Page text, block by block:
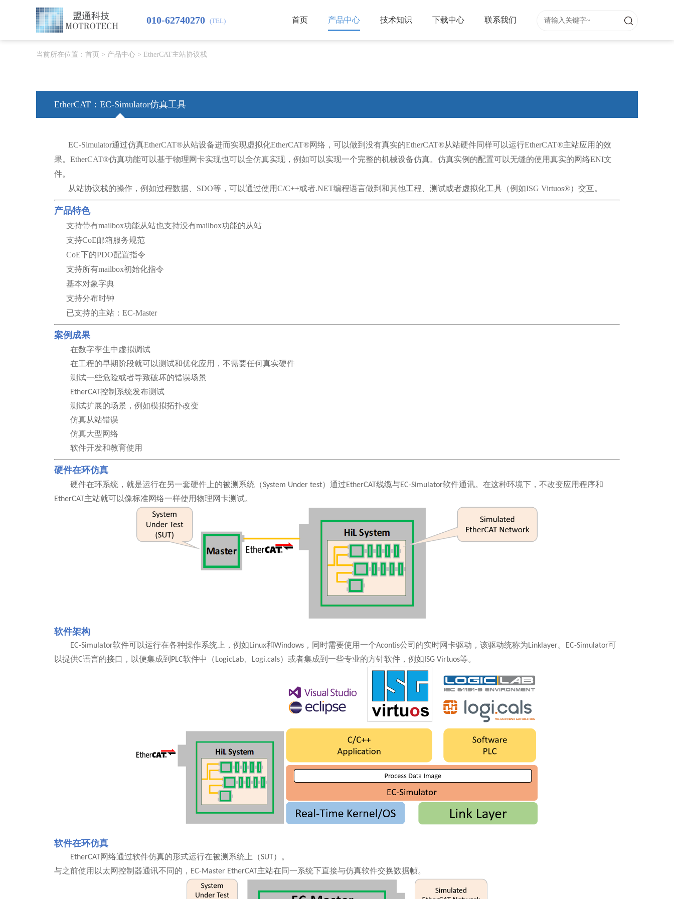
首页 产品中心 技术知识 下载中心 联系我们
010-62740270 (TEL)
当前所在位置： 首页 > 产品中心 > EtherCAT主站协议栈
EtherCAT：EC-Simulator仿真工具
EC-Simulator通过仿真EtherCAT®从站设备进而实现虚拟化EtherCAT®网络，可以做到没有真实的EtherCAT®从站硬件同样可以运行EtherCAT®主站应用的效
果。 EtherCAT®仿真功能可以基于物理网卡实现也可以全仿真实现，例如可以实现一个完整的机械设备仿真。仿真实例的配置可以无缝的使用真实的网络ENI文
件。
从站协议栈的操作，例如过程数据、 SDO等，可以通过使用C/C++或者.NET编程语言做到和其他工程、测试或者虚拟化工具（例如ISG Virtuos®）交互。
产品特色
支持带有mailbox功能从站也支持没有mailbox功能的从站
支持CoE邮箱服务规范
CoE下的PDO配置指令
支持所有mailbox初始化指令
基本对象字典
支持分布时钟
已支持的主站： EC-Master
案例成果
在数字孪生中虚拟调试
在工程的早期阶段就可以测试和优化应用，不需要任何真实硬件
测试一些危险或者导致破坏的错误场景
EtherCAT 控制系统发布测试
测试扩展的场景，例如模拟拓扑改变
仿真从站错误
仿真大型网络
软件开发和教育使用
硬件在环仿真
硬件在环系统，就是运行在另一套硬件上的被测系统（System Under test）通过EtherCAT 线缆与EC-Simulator软件通讯。 在这种环境下，不改变应用程序和
EtherCAT 主站就可以像标准网络一样使用物理网卡测试。
软件架构
EC-Simulator软件可以运行在各种操作系统上，例如 Linux和Windows ，同时需要使用一个Acontis公司的实时网卡驱动，该驱动统称为Linklayer。 EC-Simulator可
以提供C语言的接口，以便集成到 PLC软件中（ LogicLab、 Logi.cals）或者集成到一些专业的方针软件，例如 ISG Virtuos等。
软件在环仿真
EtherCAT 网络通过软件仿真的形式运行在被测系统上（SUT
）。
与之前使用以太网控制器通讯不同的， EC-Master EtherCAT 主站在同一系统下直接与仿真软件交换数据帧。